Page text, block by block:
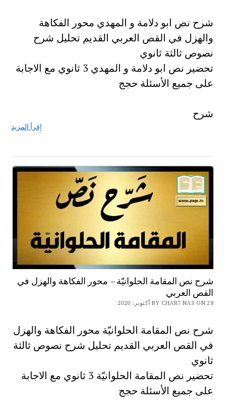
شرح نص ابو دلامة و المهدي محور الفكاهة
والهزل في القص العربي القديم تحليل شرح
نصوص ثالثة ثانوي
تحضير نص ابو دلامة و المهدي 3 ثانوي مع الاجابة
على جميع الأسئلة حجج
شرح
إقرأ المزيد
شرح نص المقامة الحلوانيّة – محور الفكاهة والهزل في
القص العربي
BY CHAR7 NAS ON 28 أكتوبر، 2020
شرح نص المقامة الحلوانيّة محور الفكاهة والهزل
في القص العربي القديم تحليل شرح نصوص ثالثة
ثانوي
تحضير نص المقامة الحلوانيّة 3 ثانوي مع الاجابة
على جميع الأسئلة حجج